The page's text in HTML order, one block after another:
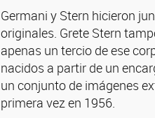
Germani y Stern hicieron
originales. Grete Stern
apenas un tercio de ese
nacidos a partir de un
un conjunto de imágenes
primera vez en 1956.